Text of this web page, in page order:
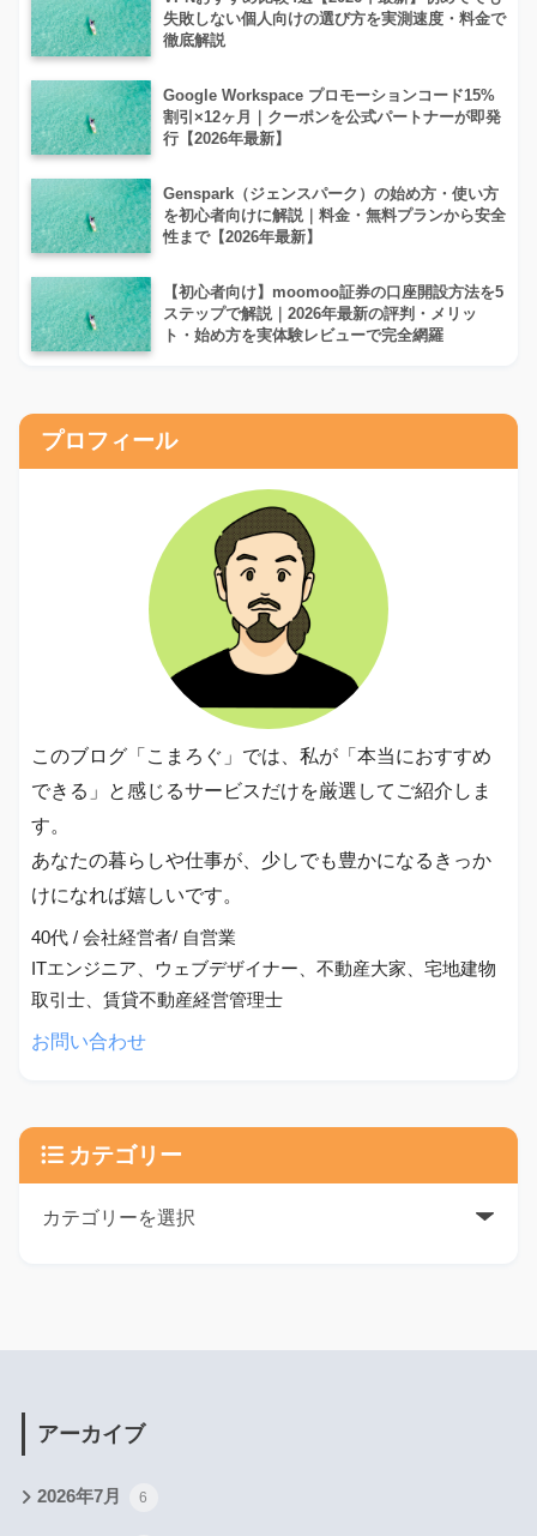
失敗しない個人向けの選び方を実測速度・料金で
徹底解説
Google Workspace プロモーションコード15%
割引×12ヶ月｜クーポンを公式パートナーが即発
行【2026年最新】
Genspark（ジェンスパーク）の始め方・使い方
を初心者向けに解説｜料金・無料プランから安全
性まで【2026年最新】
【初心者向け】moomoo証券の口座開設方法を5
ステップで解説｜2026年最新の評判・メリッ
ト・始め方を実体験レビューで完全網羅
プロフィール
このブログ「こまろぐ」では、私が「本当におすすめ
できる」と感じるサービスだけを厳選してご紹介しま
す。
あなたの暮らしや仕事が、少しでも豊かになるきっか
けになれば嬉しいです。
40代 / 会社経営者/ 自営業
ITエンジニア、ウェブデザイナー、不動産大家、宅地建物
取引士、賃貸不動産経営管理士
お問い合わせ
カテゴリー
アーカイブ
2026年7月 6